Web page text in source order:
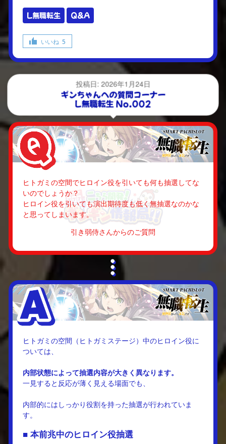
L無職転生 Q&A
いいね 5
投稿日: 2026年1月24日
ギンちゃんへの質問コーナー
L無職転生 No.002
ヒトガミの空間でヒロイン役を引いても何も抽選してな
いのでしょうか？
ヒロイン役を引いても演出期待度も低く無抽選なのかな
と思ってしまいます。
引き弱侍さんからのご質問
ヒトガミの空間（ヒトガミステージ）中のヒロイン役に
ついては、
内部状態によって抽選内容が大きく異なります。
一見すると反応が薄く見える場面でも、
内部的にはしっかり役割を持った抽選が行われていま
す。
■ 本前兆中のヒロイン役抽選